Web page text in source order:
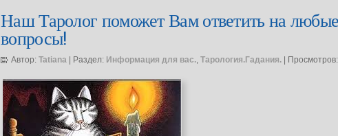
Наш Таролог поможет Вам ответить на любые
вопросы!
Автор: Tatiana | Раздел: Информация для вас., Тарология.Гадания. |